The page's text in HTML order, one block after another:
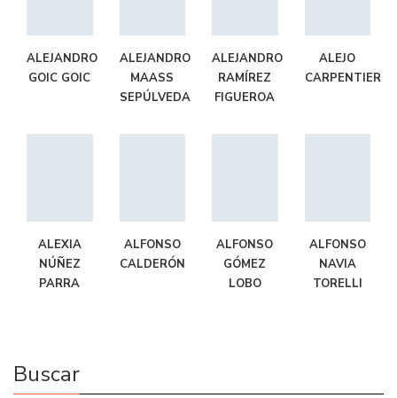
ALEJANDRO
GOIC GOIC
ALEJANDRO
MAASS
SEPÚLVEDA
ALEJANDRO
RAMÍREZ
FIGUEROA
ALEJO
CARPENTIER
ALEXIA
NÚÑEZ
PARRA
ALFONSO
CALDERÓN
ALFONSO
GÓMEZ
LOBO
ALFONSO
NAVIA
TORELLI
Buscar